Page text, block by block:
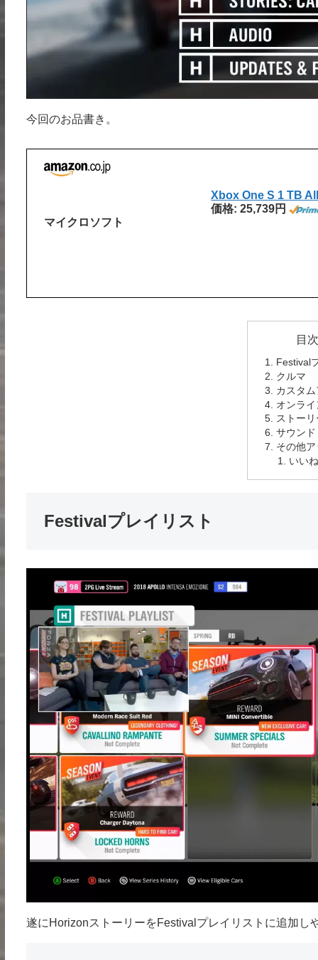
今回のお品書き。
Xbox One S 1 TB
価格: 25,739円
マイクロソフト
目次
Festival
クルマ
カスタ
オンラ
ストー
サウンド
その他
いい
Festivalプレイリスト
遂にHorizonストーリーをFestivalプレイリストに追加し